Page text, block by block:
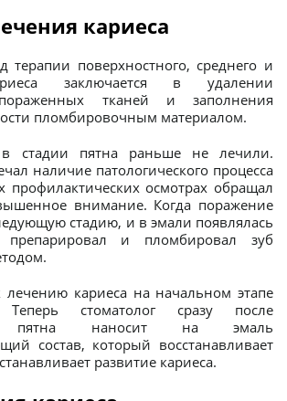
кариеса
терапии поверхностного, среднего и
заключается в удалении
тканей и заполнения
пломбировочным материалом.
стадии пятна раньше не лечили.
наличие патологического процесса
осмотрах обращал
внимание. Когда поражение
стадию, и в эмали появлялась
препарировал и пломбировал зуб
кариеса на начальном этапе
Теперь стоматолог сразу после
пятна наносит на эмаль
состав, который восстанавливает
развитие кариеса.